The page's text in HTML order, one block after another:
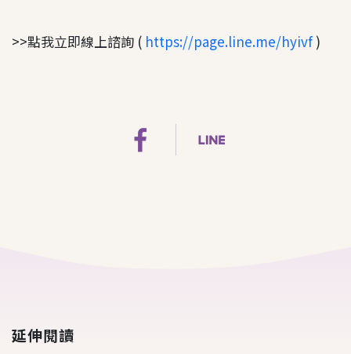
>>點我立即線上諮詢 ( https://page.line.me/hyivf)
延伸閱讀